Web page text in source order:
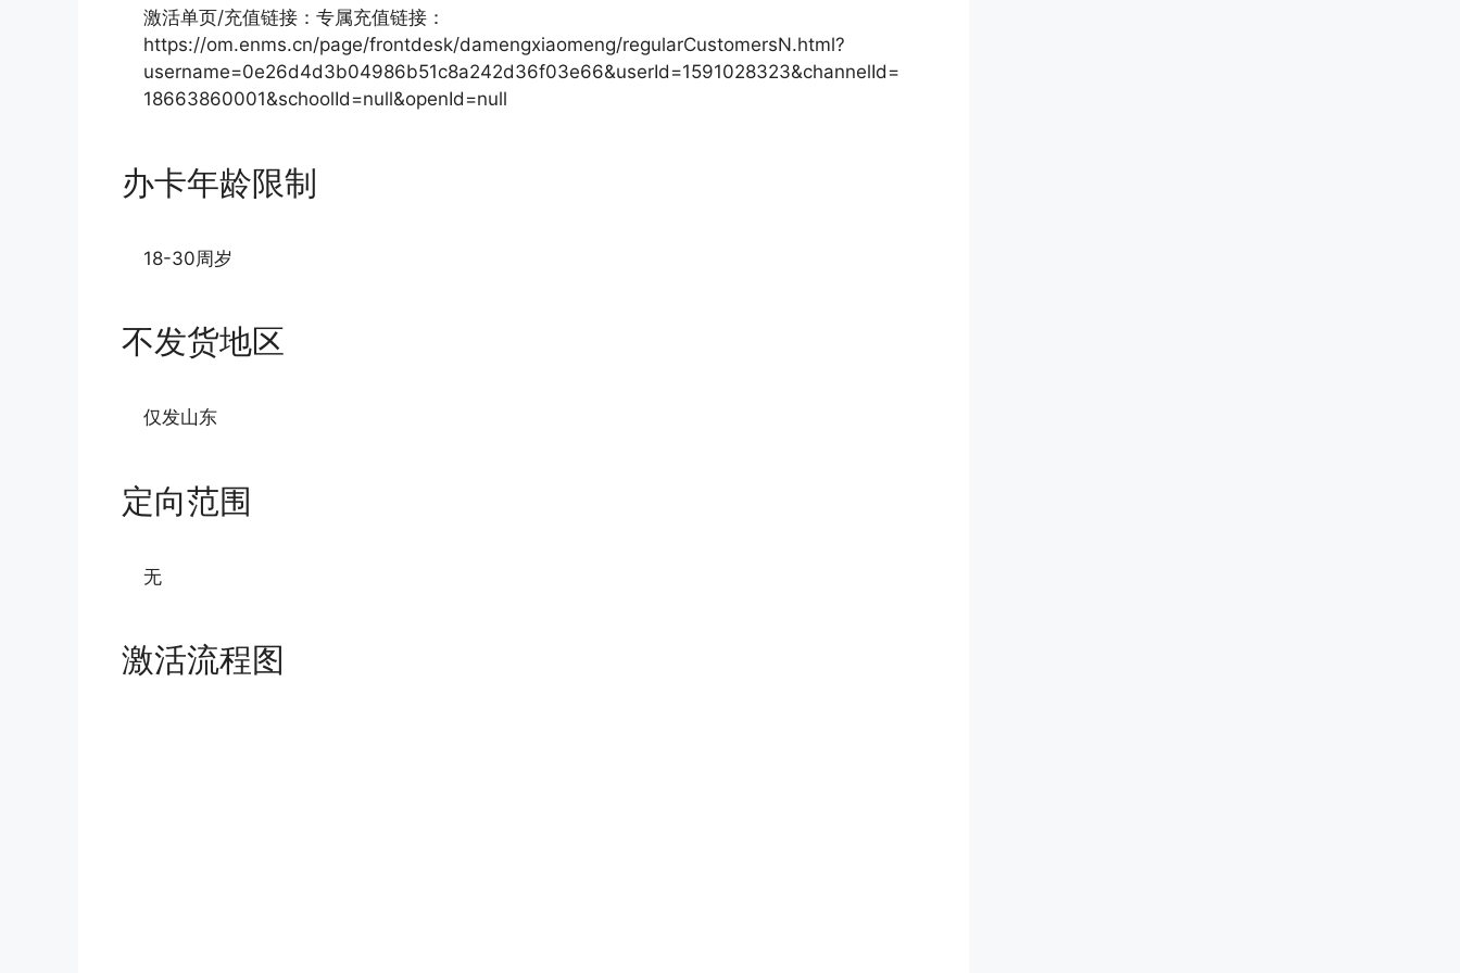
激活单页/充值链接：专属充值链接：
https://om.enms.cn/page/frontdesk/damengxiaomeng/regularCustomersN.html?
username=0e26d4d3b04986b51c8a242d36f03e66&userId=1591028323&channelId=
18663860001&schoolId=null&openId=null
办卡年龄限制
18-30周岁
不发货地区
仅发山东
定向范围
无
激活流程图